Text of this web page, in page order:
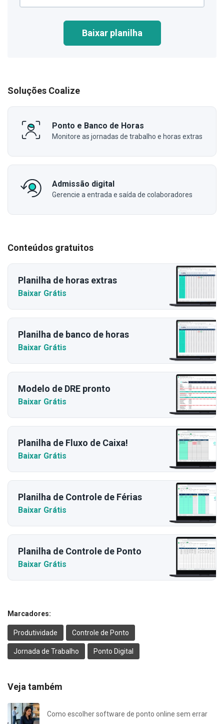
Baixar planilha
Soluções Coalize
Ponto e Banco de Horas
Monitore as jornadas de trabalho e horas extras
Admissão digital
Gerencie a entrada e saída de colaboradores
Conteúdos gratuitos
Planilha de horas extras
Baixar Grátis
Planilha de banco de horas
Baixar Grátis
Modelo de DRE pronto
Baixar Grátis
Planilha de Fluxo de Caixa!
Baixar Grátis
Planilha de Controle de Férias
Baixar Grátis
Planilha de Controle de Ponto
Baixar Grátis
Marcadores:
Produtividade Controle de Ponto
Jornada de Trabalho Ponto Digital
Veja também
Como escolher software de ponto online sem errar